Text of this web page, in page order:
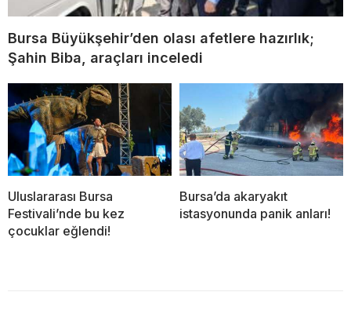
Bursa Büyükşehir’den olası afetlere hazırlık;
Şahin Biba, araçları inceledi
Uluslararası Bursa
Festivali’nde bu kez
çocuklar eğlendi!
Bursa’da akaryakıt
istasyonunda panik anları!